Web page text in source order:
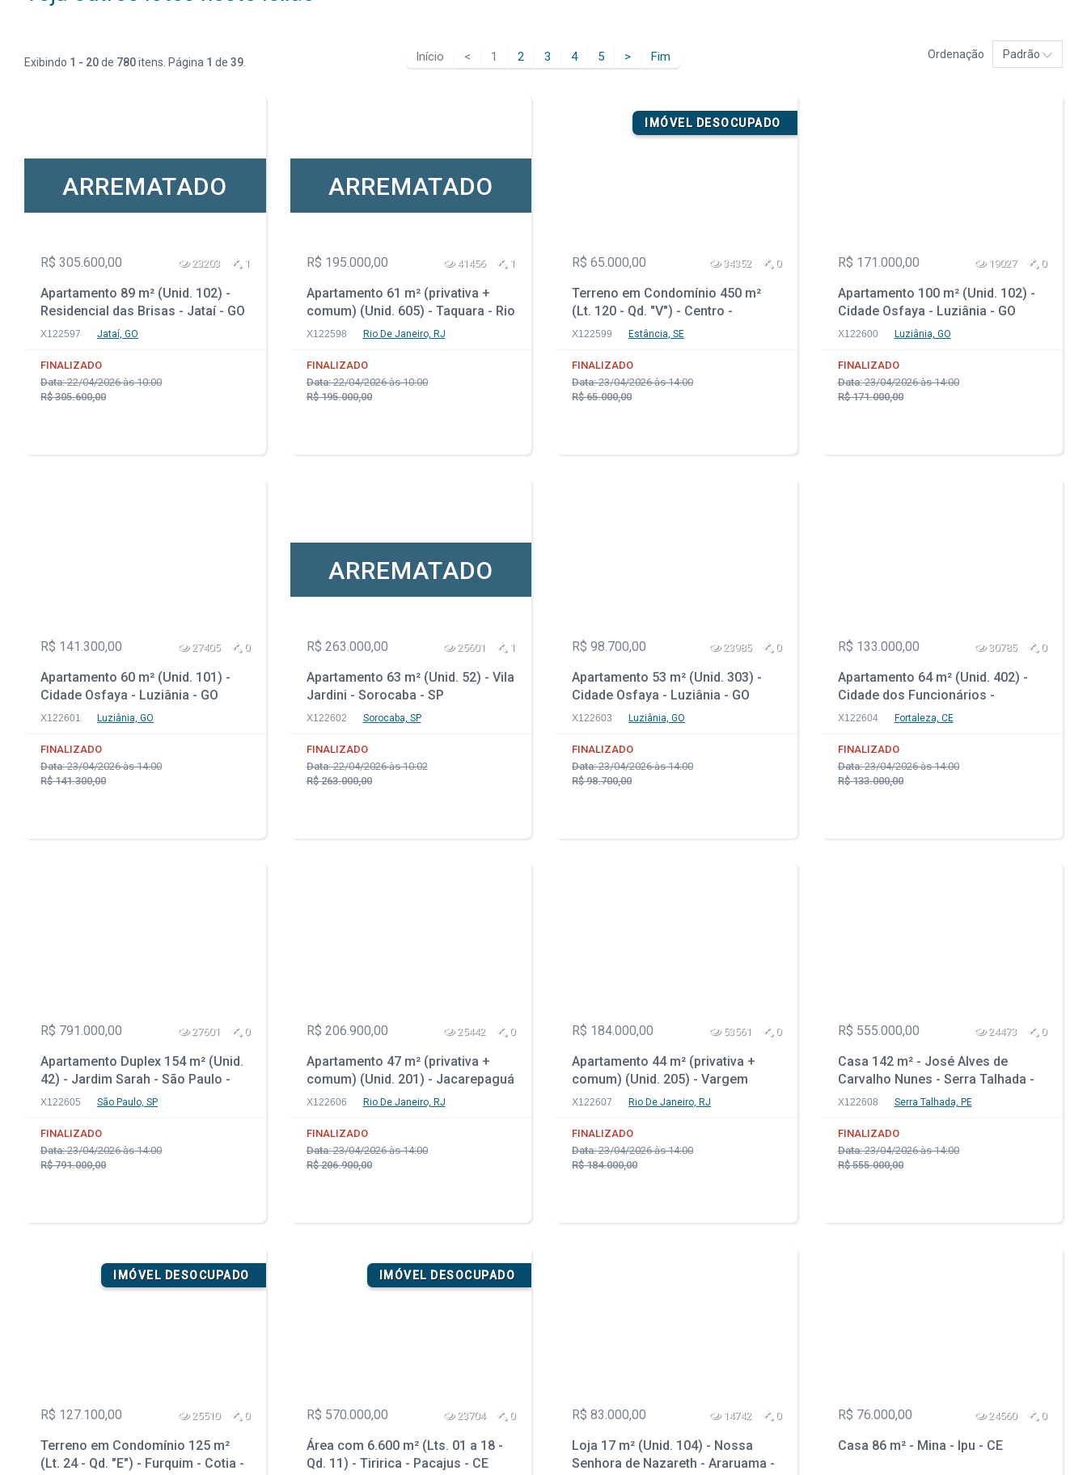
Exibindo 1 - 20de 780itens. Página 1 de 39 Início < 1 2 3 4 5 > Fim Ordenação Padrão
ARREMATADO
R$ 305.600,00 23203 1
Apartamento 89 m² (Unid. 102) -
Residencial das Brisas - Jataí - GO
X122597 Jataí, GO
FINALIZADO
Data:22/04/2026 às 10:00
R$ 305.600,00
ARREMATADO
R$ 195.000,00 41456 1
Apartamento 61 m² (privativa +
comum) (Unid. 605) - Taquara - Rio
de Janeiro - RJ
X122598 Rio De Janeiro, RJ
FINALIZADO
Data:22/04/2026 às 10:00
R$ 195.000,00
IMÓVEL DESOCUPADO
R$ 65.000,00 34352 0
Terreno em Condomínio 450 m²
(Lt. 120 - Qd. "V") - Centro -
Estância - SE
X122599 Estância, SE
FINALIZADO
Data:23/04/2026 às 14:00
R$ 65.000,00
R$ 171.000,00 19027 0
Apartamento 100 m² (Unid. 102) -
Cidade Osfaya - Luziânia - GO
X122600 Luziânia, GO
FINALIZADO
Data:23/04/2026 às 14:00
R$ 171.000,00
R$ 141.300,00 27405 0
Apartamento 60 m² (Unid. 101) -
Cidade Osfaya - Luziânia - GO
X122601 Luziânia, GO
FINALIZADO
Data:23/04/2026 às 14:00
R$ 141.300,00
ARREMATADO
R$ 263.000,00 25601 1
Apartamento 63 m² (Unid. 52) - Vila
Jardini - Sorocaba - SP
X122602 Sorocaba, SP
FINALIZADO
Data:22/04/2026 às 10:02
R$ 263.000,00
R$ 98.700,00 23985 0
Apartamento 53 m² (Unid. 303) -
Cidade Osfaya - Luziânia - GO
X122603 Luziânia, GO
FINALIZADO
Data:23/04/2026 às 14:00
R$ 98.700,00
R$ 133.000,00 30785 0
Apartamento 64 m² (Unid. 402) -
Cidade dos Funcionários -
Fortaleza - CE
X122604 Fortaleza, CE
FINALIZADO
Data:23/04/2026 às 14:00
R$ 133.000,00
R$ 791.000,00 27601 0
Apartamento Duplex 154 m² (Unid.
42) - Jardim Sarah - São Paulo -
SP
X122605 São Paulo, SP
FINALIZADO
Data:23/04/2026 às 14:00
R$ 791.000,00
R$ 206.900,00 25442 0
Apartamento 47 m² (privativa +
comum) (Unid. 201) - Jacarepaguá
- Rio de Janeiro - RJ
X122606 Rio De Janeiro, RJ
FINALIZADO
Data:23/04/2026 às 14:00
R$ 206.900,00
R$ 184.000,00 53561 0
Apartamento 44 m² (privativa +
comum) (Unid. 205) - Vargem
Pequena - Rio de Janeiro - RJ
X122607 Rio De Janeiro, RJ
FINALIZADO
Data:23/04/2026 às 14:00
R$ 184.000,00
R$ 555.000,00 24473 0
Casa 142 m² - José Alves de
Carvalho Nunes - Serra Talhada -
PE
X122608 Serra Talhada, PE
FINALIZADO
Data:23/04/2026 às 14:00
R$ 555.000,00
IMÓVEL DESOCUPADO
R$ 127.100,00 25510 0
Terreno em Condomínio 125 m²
(Lt. 24 - Qd. "E") - Furquim - Cotia -
IMÓVEL DESOCUPADO
R$ 570.000,00 23704 0
Área com 6.600 m² (Lts. 01 a 18 -
Qd. 11) - Tiririca - Pacajus - CE
R$ 83.000,00 14742 0
Loja 17 m² (Unid. 104) - Nossa
Senhora de Nazareth - Araruama -
R$ 76.000,00 24560 0
Casa 86 m² - Mina - Ipu - CE